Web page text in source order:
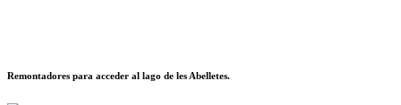
Remontadores para acceder al lago de les Abelletes.